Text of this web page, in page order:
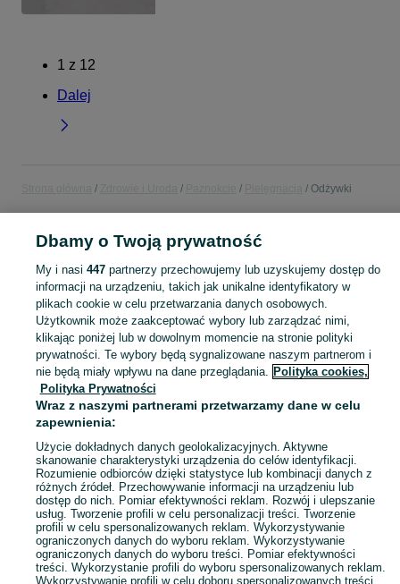
1 z 12
Dalej
Odżywki
POLSKA
KATEGORIA
Zobacz
Mapa kategorii
Mapa miejscowości
Mapa ministron
Popularne wyszukiwania
Dbamy o Twoją prywatność
My i nasi 447partnerzy przechowujemy lub uzyskujemy dostęp do
informacji na urządzeniu, takich jak unikalne identyfikatory w
plikach cookie w celu przetwarzania danych osobowych.
Użytkownik może zaakceptować wybory lub zarządzać nimi,
klikając poniżej lub w dowolnym momencie na stronie polityki
prywatności. Te wybory będą sygnalizowane naszym partnerom i
nie będą miały wpływu na dane przeglądania. Polityka cookies,
Polityka Prywatności
Wraz z naszymi partnerami przetwarzamy dane w celu
zapewnienia:
Użycie dokładnych danych geolokalizacyjnych. Aktywne
skanowanie charakterystyki urządzenia do celów identyfikacji.
Rozumienie odbiorców dzięki statystyce lub kombinacji danych z
różnych źródeł. Przechowywanie informacji na urządzeniu lub
dostęp do nich. Pomiar efektywności reklam. Rozwój i ulepszanie
usług. Tworzenie profili w celu personalizacji treści. Tworzenie
profili w celu spersonalizowanych reklam. Wykorzystywanie
ograniczonych danych do wyboru reklam. Wykorzystywanie
ograniczonych danych do wyboru treści. Pomiar efektywności
treści. Wykorzystanie profili do wyboru spersonalizowanych reklam.
Wykorzystywanie profili w celu doboru spersonalizowanych treści.